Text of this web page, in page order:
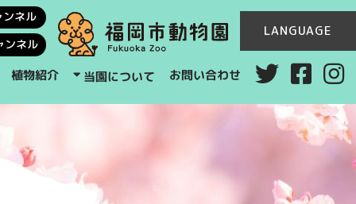
ンネル
ンネル
LANGUAGE
植物紹介 当園について お問い合わせ